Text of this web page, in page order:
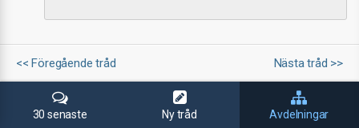
<< Föregående tråd Nästa tråd >>
30 senaste Ny tråd Avdelningar